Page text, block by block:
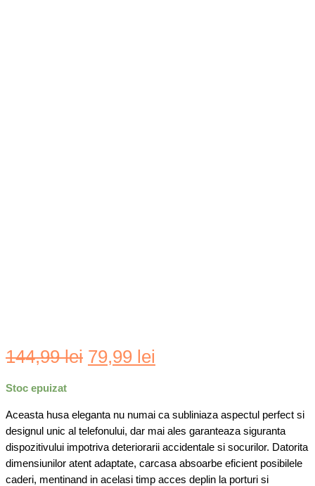
144,99lei Prețul
inițial
144,99 lei.
79,99 leicurent
Stoc epuizat
Aceasta husa eleganta nu numai ca subliniaza aspectul perfect si
designul unic al telefonului, dar mai ales garanteaza siguranta
dispozitivului impotriva deteriorarii accidentale si socurilor. Datorita
dimensiunilor atent adaptate, carcasa absoarbe eficient posibilele
caderi, mentinand in acelasi timp acces deplin la porturi si